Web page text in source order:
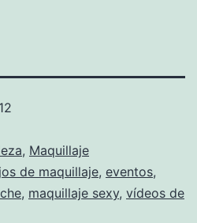
, Maquillaje
de maquillaje, eventos,
, maquillaje sexy, vídeos de